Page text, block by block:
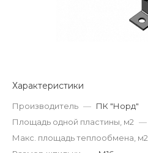
Характеристики
Производитель — ПК "Норд"
Площадь одной пластины, м2 —
Макс. площадь теплообмена, м2